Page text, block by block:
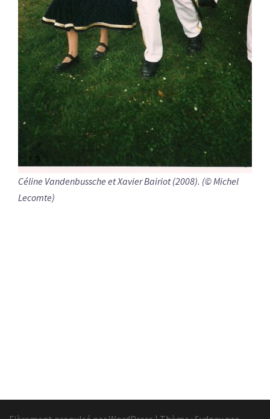
Céline Vandenbussche et Xavier Bairiot (2008). (© Michel
Lecomte)